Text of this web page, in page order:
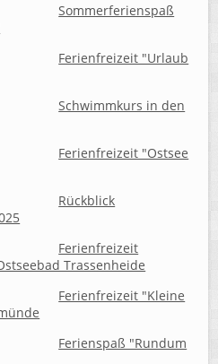
Sommerferienspaß
Ferienfreizeit "Urlaub
Schwimmkurs in den
Ferienfreizeit "Ostsee
Rückblick
Ferienfreizeit
Trassenheide
Ferienfreizeit "Kleine
Ferienspaß "Rundum